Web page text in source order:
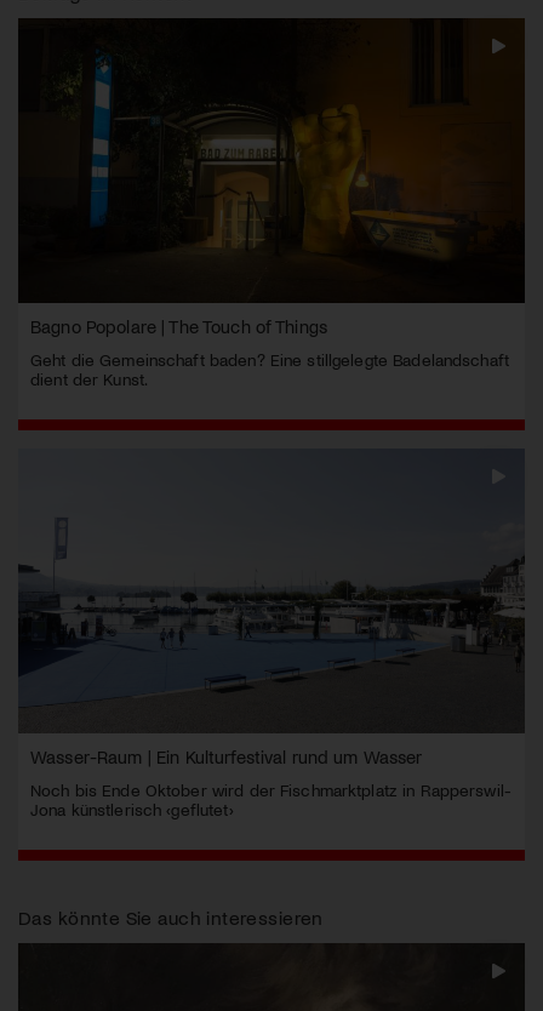
Bagno Popolare | The Touch of Things
Geht die Gemeinschaft baden? Eine stillgelegte Badelandschaft
dient der Kunst.
Wasser-Raum | Ein Kulturfestival rund um Wasser
Noch bis Ende Oktober wird der Fischmarktplatz in Rapperswil-
Jona künstlerisch ‹geflutet›
Das könnte Sie auch interessieren